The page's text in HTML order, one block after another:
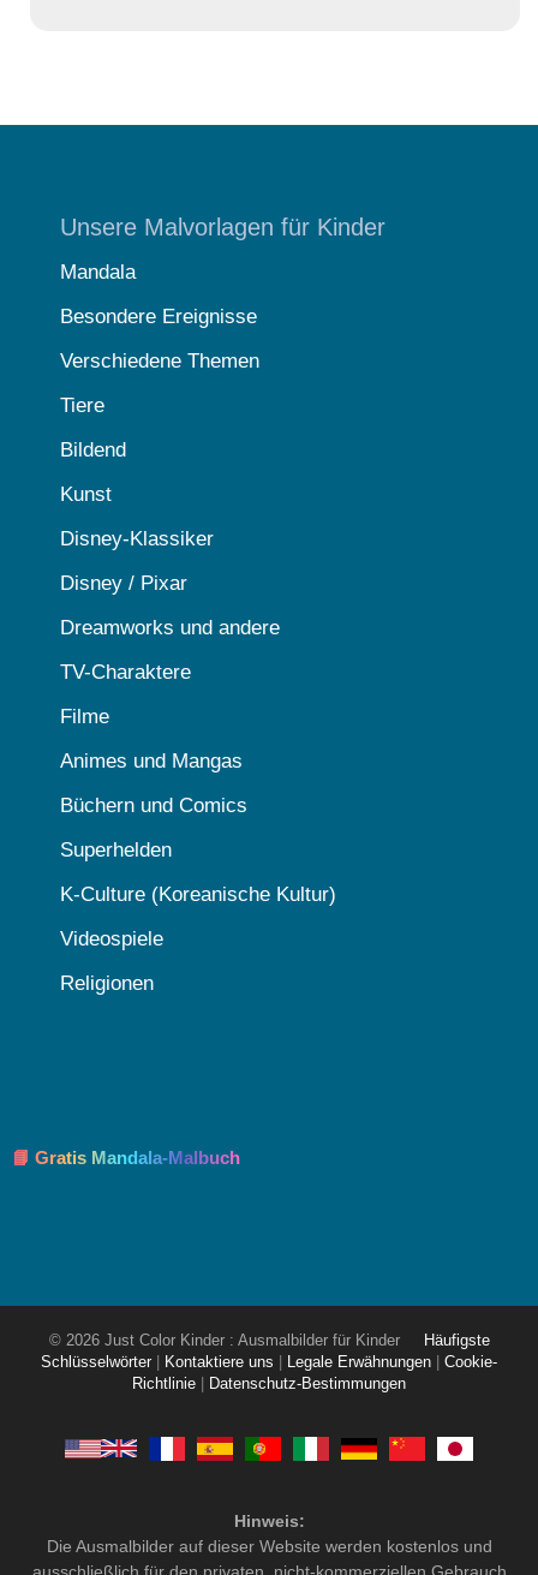
Unsere Malvorlagen für Kinder
Mandala
Besondere Ereignisse
Verschiedene Themen
Tiere
Bildend
Kunst
Disney-Klassiker
Disney / Pixar
Dreamworks und andere
TV-Charaktere
Filme
Animes und Mangas
Büchern und Comics
Superhelden
K-Culture (Koreanische Kultur)
Videospiele
Religionen
📘 Gratis Mandala-Malbuch
© 2026 Just Color Kinder : Ausmalbilder für Kinder
Häufigste
Schlüsselwörter
Kontaktiere uns Legale Erwähnungen
Cookie-
Richtlinie
Datenschutz-Bestimmungen
Hinweis:
Die Ausmalbilder auf dieser Website werden kostenlos und